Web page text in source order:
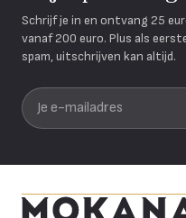
Schrijf je in en ontvang 25
vanaf 200 euro. Plus als
spam, uitschrijven kan altijd.
Je e-mailadres